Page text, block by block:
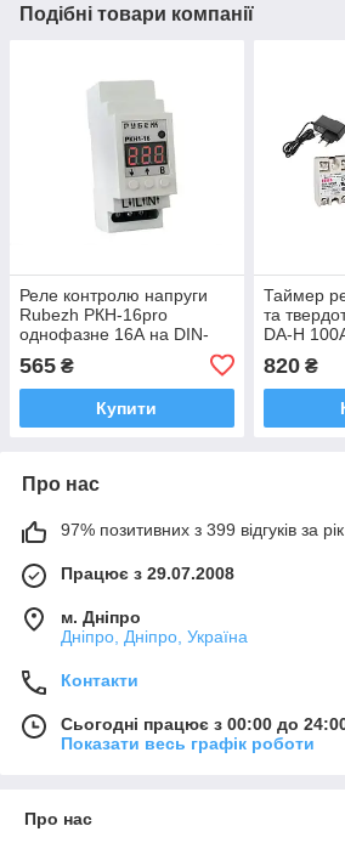
Подібні товари компанії
Реле контролю напруги
Rubezh РКН-16pro
однофазне 16А на DIN-
565 ₴
Купити
Таймер
та
DA-H
820₴
Про нас
97% позитивних з 399 відгуків за рік
Працює з 29.07.2008
м. Дніпро
Дніпро, Дніпро, Україна
Контакти
Сьогодні працює з 00:00 до
Показати весь графік роботи
Про нас